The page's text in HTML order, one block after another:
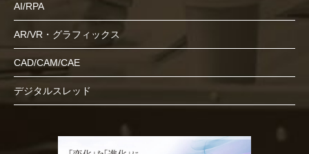
AI/RPA
AR/VR・グラフィックス
CAD/CAM/CAE
デジタルスレッド